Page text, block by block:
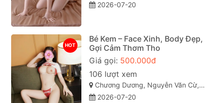
2026-07-20
HOT
Bé Kem – Face Xinh, Body Đẹp,
Gợi Cảm Thơm Tho
Giá gọi: 500.000đ
106 lượt xem
Chương Dương, Nguyễn Văn Cừ, Quy Nhơn, Bình Định
2026-07-20